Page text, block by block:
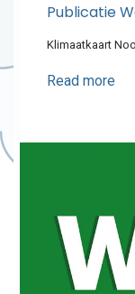
Publicatie
Klimaatkaart
Read more